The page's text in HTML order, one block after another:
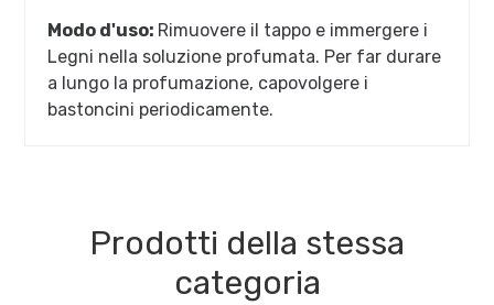
Modo d'uso: Rimuovere il tappo e immergere i
Legni nella soluzione profumata. Per far durare
a lungo la profumazione, capovolgere i
bastoncini periodicamente.​
Prodotti della stessa
categoria